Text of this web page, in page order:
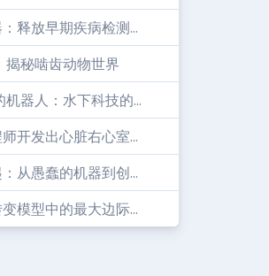
释放早期疾病检测...
揭秘啮齿动物世界
器人：水下科技的...
开发出心脏右心室...
从愚蠢的机器到创...
模型中的最大边际...